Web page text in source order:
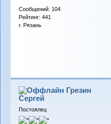
Сообщений: 104
Рейтинг: 441
г. Рязань
Грезин
Сергей
Постоялец